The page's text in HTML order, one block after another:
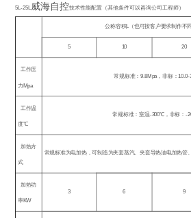
5L-25L 威海自控技术性能配置（其他条件可以咨询公司工程师）
公称容积L （也可按客户要求制作不
5 10 20
工作压
力 Mpa
常规标准：9.8Mpa，非标：10.0-
工作温
度℃
常规标准：室温-300℃ ，非标：-
加热方
式
常规标准为电加热，可制造为夹套蒸汽、夹套导热油电加热管
加热功
率KW
3 6 9